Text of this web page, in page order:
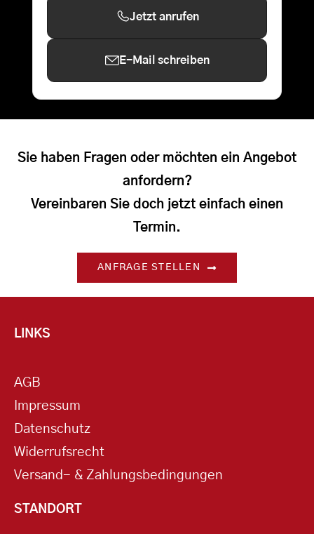
Jetzt anrufen
E-Mail schreiben
Sie haben Fragen oder möchten ein Angebot
anfordern?
Vereinbaren Sie doch jetzt einfach einen
Termin.
ANFRAGE STELLEN
LINKS
AGB
Impressum
Datenschutz
Widerrufsrecht
Versand- & Zahlungsbedingungen
STANDORT